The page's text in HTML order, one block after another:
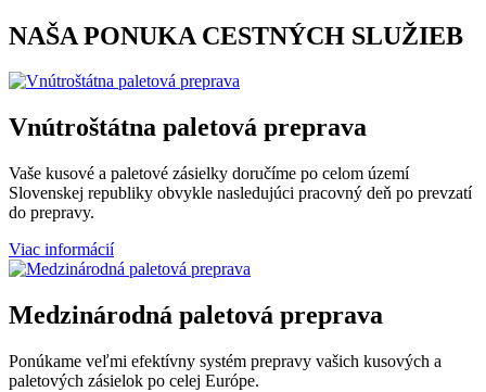
NAŠA PONUKA CESTNÝCH SLUŽIEB
Vnútroštátna paletová preprava
Vaše kusové a paletové zásielky doručíme po celom území
Slovenskej republiky obvykle nasledujúci pracovný deň po prevzatí
do prepravy.
Viac informácií
Medzinárodná paletová preprava
Ponúkame veľmi efektívny systém prepravy vašich kusových a
paletových zásielok po celej Európe.